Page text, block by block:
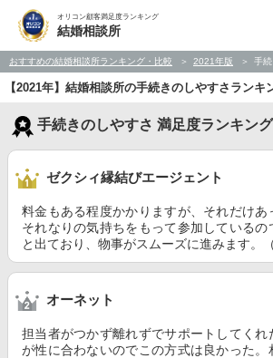
オリコン顧客満足度ランキング
結婚相談所
おすすめの結婚相談所ランキング・比較 2021年版 手
【2021年】結婚相談所の手続きのしやすさランキ
手続きのしやすさ 満足度ランキング
ゼクシィ縁結びエージェント
料金もある程度かかりますが、それだけあ
それなりの気持ちをもって参加しているの
と出ており、物事がスムーズに進みます。
オーネット
担当者がつかず離れずでサポートしてくれ
が性に合わないのでこの方式は良かった。